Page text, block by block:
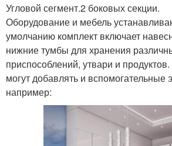
Угловой сегмент.2 боковых секции.
Оборудование и мебель
умолчанию комплект включает
нижние тумбы для хранения
приспособлений, утвари и
могут добавлять и вспомогательные
например: